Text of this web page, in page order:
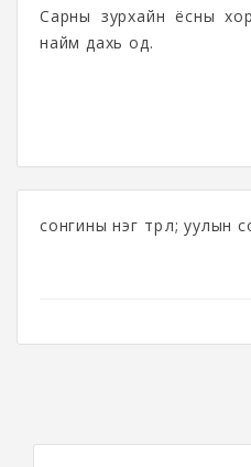
Сарны зурхайн ёсны
найм дахь од.
сонгины нэг төрөл; уулын